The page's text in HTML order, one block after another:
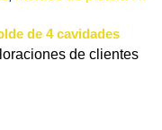
de 4 cavidades
de clientes